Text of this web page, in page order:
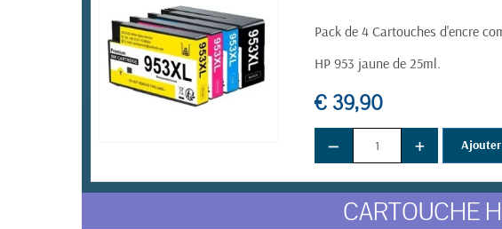
Pack de 4 Cartouches d'encre
HP 953 jaune de 25ml.
€ 39,90
− +
CARTOUCHE